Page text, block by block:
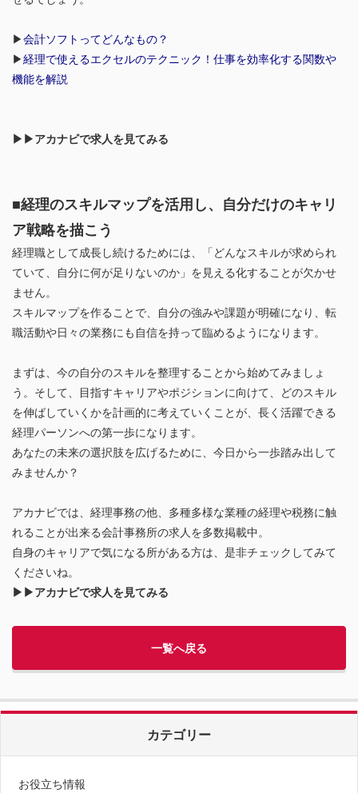
▶︎会計ソフトってどんなもの？
▶︎経理で使えるエクセルのテクニック！仕事を効率化する関数や
機能を解説
▶▶アカナビで求人を見てみる
■経理のスキルマップを活用し、自分だけのキャリ
ア戦略を描こう
経理職として成長し続けるためには、「どんなスキルが求められ
ていて、自分に何が足りないのか」を見える化することが欠かせ
ません。
スキルマップを作ることで、自分の強みや課題が明確になり、転
職活動や日々の業務にも自信を持って臨めるようになります。
まずは、今の自分のスキルを整理することから始めてみましょ
う。そして、目指すキャリアやポジションに向けて、どのスキル
を伸ばしていくかを計画的に考えていくことが、長く活躍できる
経理パーソンへの第一歩になります。
あなたの未来の選択肢を広げるために、今日から一歩踏み出して
みませんか？
アカナビでは、経理事務の他、多種多様な業種の経理や税務に触
れることが出来る会計事務所の求人を多数掲載中。
自身のキャリアで気になる所がある方は、是非チェックしてみて
くださいね。
▶▶アカナビで求人を見てみる
一覧へ戻る
カテゴリー
お役立ち情報